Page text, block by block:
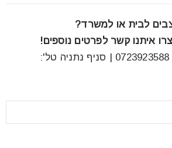
לבית או למשרד?
איתנו קשר לפרטים נוספים!
סניף ראשון לציון טל': 0723923588 | סניף נתניה טל':